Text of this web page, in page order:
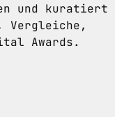
und kuratiert
Vergleiche,
Awards.